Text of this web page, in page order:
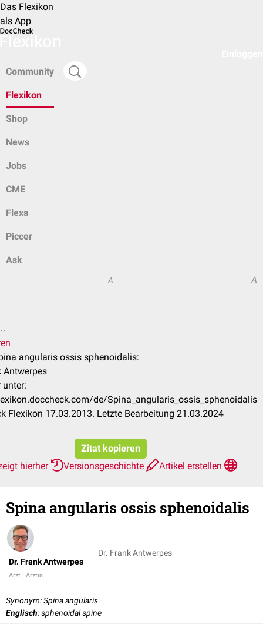
Das Flexikon
als App
Community
Flexikon
Shop
News
Jobs
CME
Flexa
Piccer
Ask
A A
angularis ossis sphenoidalis:
Antwerpes
de/Spina_angularis_ossis_sphenoidalis
Flexikon 17.03.2013. Letzte Bearbeitung 21.03.2024
Zitat kopieren
hierher
Versionsgeschichte Artikel erstellen
Spina angularis ossis sphenoidalis
Dr. Frank Antwerpes
Arzt | Ärztin
Dr. Frank Antwerpes
Synonym: Spina angularis
Englisch: sphenoidal spine